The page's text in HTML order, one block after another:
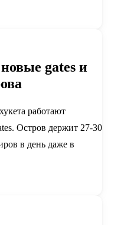
gates и
работают
Остров держит 27-30
в день даже в